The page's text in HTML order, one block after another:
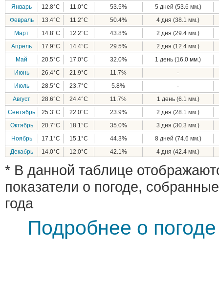
Январь 12.8°C 11.0°C 53.5%
5 дней (53.6 мм.)
Февраль
13.4°C 11.2°C 50.4%
4 дня (38.1 мм.)
Март
14.8°C 12.2°C 43.8%
2 дня (29.4 мм.)
Апрель
17.9°C 14.4°C 29.5%
2 дня (12.4 мм.)
Май
20.5°C 17.0°C 32.0%
1 день (16.0 мм.)
Июнь
26.4°C 21.9°C 11.7%
-
Июль
28.5°C 23.7°C 5.8%
-
Август
28.6°C 24.4°C 11.7%
1 день (6.1 мм.)
Сентябрь
25.3°C 22.0°C 23.9%
2 дня (28.1 мм.)
Октябрь
20.7°C 18.1°C 35.0%
3 дня (30.3 мм.)
Ноябрь
17.1°C 15.1°C 44.3%
8 дней (74.6 мм.)
Декабрь
14.0°C 12.0°C 42.1% 4 дня (42.4 мм.)
* В данной таблице
показатели о погоде,
года
Подробнее о